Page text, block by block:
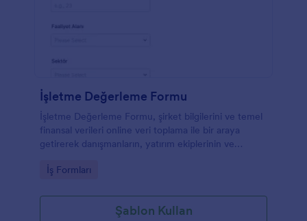
İşletme Değerleme Formu
İşletme Değerleme Formu, şirket bilgilerini ve temel
finansal verileri online veri toplama ile bir araya
getirerek danışmanların, yatırım ekiplerinin ve
hızlandırmasına yardımcı olur.
Go to Category:
İş Formları
Şablon Kullan